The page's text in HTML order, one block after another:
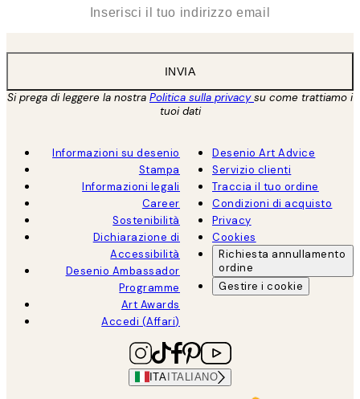
INVIA
Si prega di leggere la nostra Politica sulla privacysu come trattiamo i
tuoi dati
Informazioni su desenio
Stampa
Informazioni legali
Career
Sostenibilità
Dichiarazione di
Accessibilità
Desenio Ambassador
Programme
Art Awards
Accedi (Affari)
Desenio Art Advice
Servizio clienti
Traccia il tuo ordine
Condizioni di acquisto
Privacy
Cookies
Richiesta annullamento
ordine
Gestire i cookie
ITA ITALIANO